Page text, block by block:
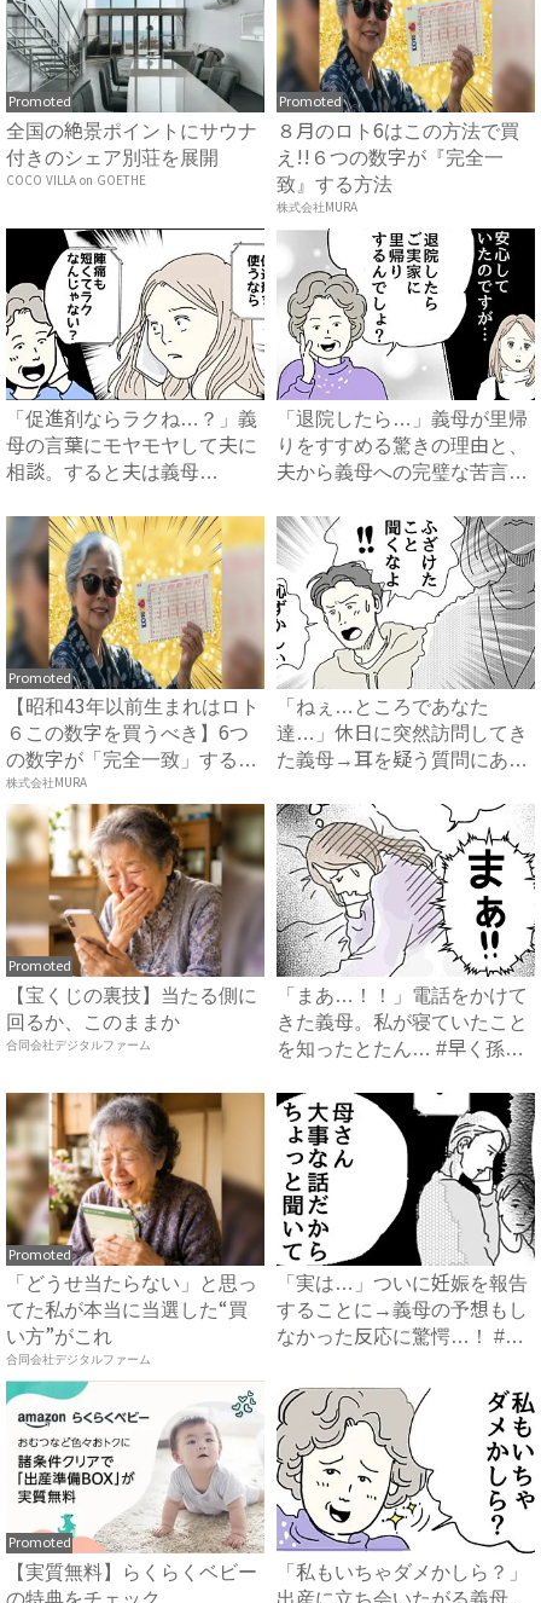
Promoted
全国の絶景ポイントにサウナ
付きのシェア別荘を展開
COCO VILLA on GOETHE
Promoted
８月のロト6はこの方法で買
え!!６つの数字が『完全一
致』する方法
株式会社MURA
「促進剤ならラクね…？」義
母の言葉にモヤモヤして夫に
相談。すると夫は義母
「退院したら…」義母が里帰
りをすすめる驚きの理由と、
夫から義母への完璧な苦言
Promoted
【昭和43年以前生まれはロト
６この数字を買うべき】6つ
の数字が「完全一致」する
方...
株式会社MURA
「ねぇ…ところであなた
達…」休日に突然訪問してき
た義母→耳を疑う質問にあ
Promoted
【宝くじの裏技】当たる側に
回るか、このままか
合同会社デジタルファーム
「まあ…！！」電話をかけて
きた義母。私が寝ていたこと
を知ったとたん… #早く孫
Promoted
「どうせ当たらない」と思っ
てた私が本当に当選した“買
い方”がこれ
合同会社デジタルファーム
「実は…」ついに妊娠を報告
することに→義母の予想もし
なかった反応に驚愕…！ #
Promoted
【実質無料】らくらくベビー
の特典をチェック
「私もいちゃダメかしら？」
出産に立ち会いたがる義母。